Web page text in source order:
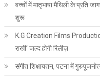
बच्चों में मातृभाषा मैथिली के प्रति
शुरू
K.G Creation Films
राखी’ जल्द होगी रिलीज़
संगीत शिक्षायतन, पटना में